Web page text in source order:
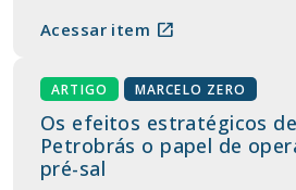
Acessar item open_in_new
ARTIGO MARCELO ZERO
Os efeitos estratégicos
Petrobrás o papel de
pré-sal